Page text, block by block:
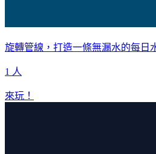
旋轉管線，打造一條無漏水的每日
1 人
來玩！